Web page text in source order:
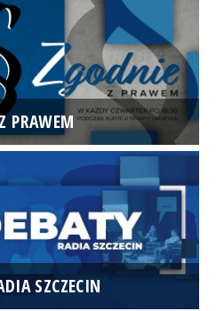
PRAWEM
SZCZECIN